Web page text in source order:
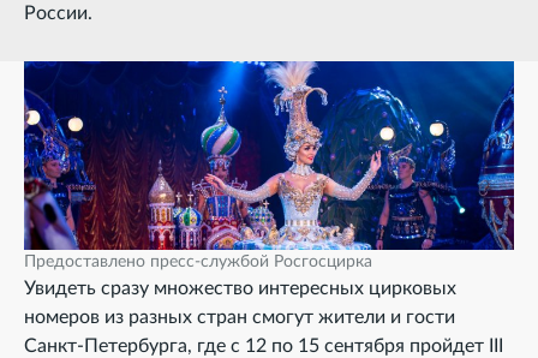
России.
Предоставлено пресс-службой Росгосцирка
Увидеть сразу множество интересных цирковых
номеров из разных стран смогут жители и гости
Санкт-Петербурга, где с 12 по 15 сентября пройдет III